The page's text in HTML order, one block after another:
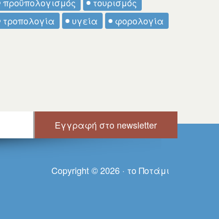
τροπολογία
υγεία φορολογία
Copyright © 2026 · τo Πoτάμι